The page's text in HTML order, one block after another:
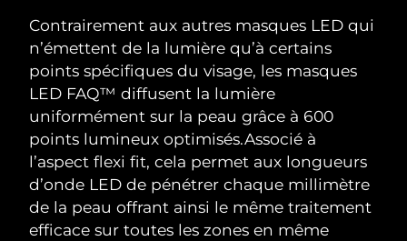
Contrairement aux autres masques LED qui
n’émettent de la lumière qu’à certains
points spécifiques du visage, les masques
LED FAQ™ diffusent la lumière
uniformément sur la peau grâce à 600
points lumineux optimisés.Associé à
l’aspect flexi fit, cela permet aux longueurs
d’onde LED de pénétrer chaque millimètre
de la peau offrant ainsi le même traitement
efficace sur toutes les zones en même